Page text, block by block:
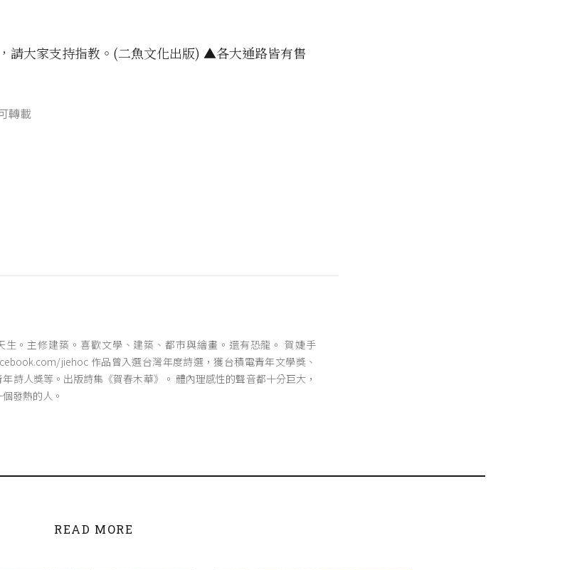
請大家支持指教。(二魚文化出版) ▲各大通路皆有售
轉載
生。主修建築。喜歡文學、建築、都市與繪畫。還有恐龍。 賀婕手
jiehoc 作品曾入選台灣年度詩選，獲台積電青年文學獎、
詩人獎等。出版詩集《賀春木華》。 體內理感性的聲音都十分巨大，
發熱的人。
READ MORE